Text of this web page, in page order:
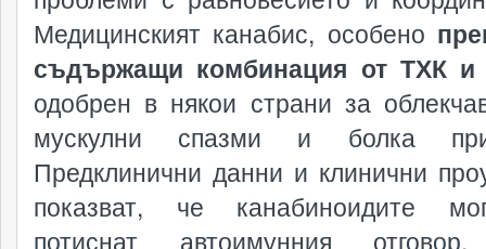
Медицинският канабис, особено
съдържащи комбинация от ТХК
одобрен в някои страни за
мускулни спазми и болка
Предклинични данни и клинични
показват, че канабиноидите
потиснат автоимунния